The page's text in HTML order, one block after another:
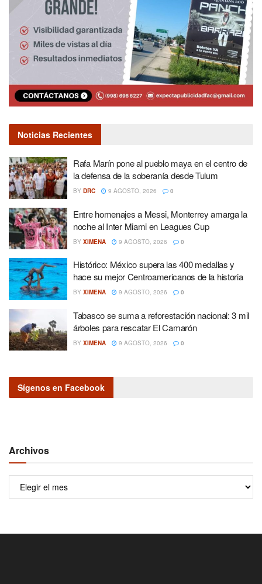
Noticias Recientes
Rafa Marín pone al pueblo maya en el centro de
la defensa de la soberanía desde Tulum
BY DRC 9 AGOSTO, 2026 0
Entre homenajes a Messi, Monterrey amarga la
noche al Inter Miami en Leagues Cup
BY XIMENA 9 AGOSTO, 2026 0
Histórico: México supera las 400 medallas y
hace su mejor Centroamericanos de la historia
BY XIMENA 9 AGOSTO, 2026 0
Tabasco se suma a reforestación nacional: 3 mil
árboles para rescatar El Camarón
BY XIMENA 9 AGOSTO, 2026 0
Sígenos en Facebook
Archivos
Archivos